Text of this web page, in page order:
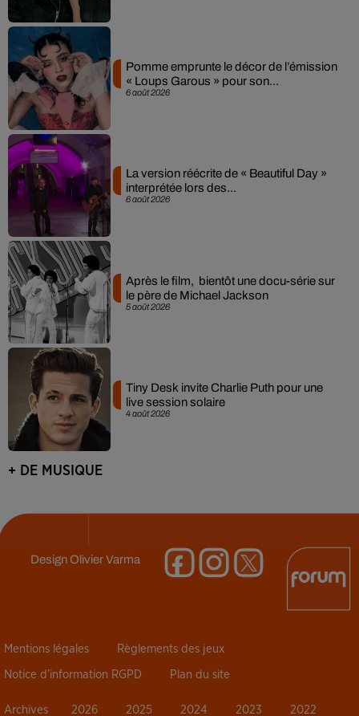
6 août 2026
Pomme emprunte le décor de l’émission
« Loups Garous » pour son...
6 août 2026
La version réécrite de « Beautiful Day »
interprétée lors des...
5 août 2026
Après le film, bientôt une docu-série sur
le père de Michael Jackson
4 août 2026
Tiny Desk invite Charlie Puth pour une
live session solaire
+ DE MUSIQUE
DesignOlivier Varma
Mentions légales Règlements des jeux
Notice d’information RGPD Plan du site
Archives 2026 2025 2024 2023 2022